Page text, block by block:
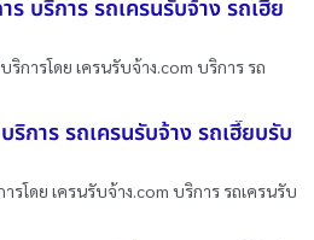
ร บริการ รถเครนรับจ้าง รถเฮี๊ย
ริการโดย เครนรับจ้าง.com บริการ รถ
ริการ รถเครนรับจ้าง รถเฮี๊ยบรับ
รโดย เครนรับจ้าง.com บริการ รถเครนรับ